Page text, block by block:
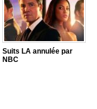
Suits LA annulée par
NBC